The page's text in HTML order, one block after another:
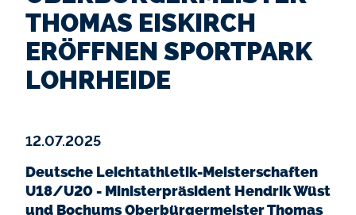
THOMAS EISKIRCH
ERÖFFNEN SPORTPARK
LOHRHEIDE
12.07.2025
Deutsche Leichtathletik-Meisterschaften
U18/U20 - Ministerpräsident Hendrik Wüst
und Bochums Oberbürgermeister Thomas